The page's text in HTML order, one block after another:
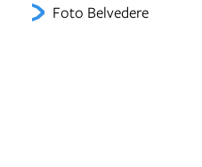
Foto Belvedere